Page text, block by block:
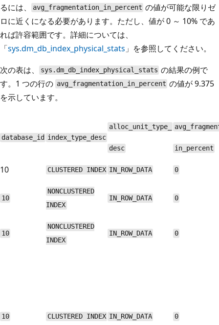
るには、
avg_fragmentation_in_percent の値が可能な限りゼ
ロに近くになる必要があります。ただし、値が 0 ～ 10% であ
れば許容範囲です。詳細については、
「sys.dm_db_index_physical_stats 」を参照してください。
次の表は、
sys.dm_db_index_physical_stats の結果の例で
す。1 つの行の avg_fragmentation_in_percent の値が 9.375
を示しています。
database_id index_type_desc
alloc_unit_type_
desc in_percent
10 CLUSTERED INDEX IN_ROW_DATA 0
10
NONCLUSTERED
INDEX
IN_ROW_DATA 0
10
NONCLUSTERED
INDEX
IN_ROW_DATA 0
10 CLUSTERED INDEX IN_ROW_DATA 0